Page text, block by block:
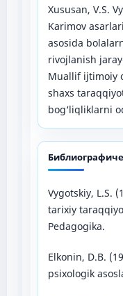
Xususan, V.S.
Karimov
asosida
rivojlanish
Muallif ijtimoiy
shaxs
bog‘liqliklarni
Vygotskiy, L.S.
tarixiy
Pedagogika.
Elkonin, D.B.
psixologik